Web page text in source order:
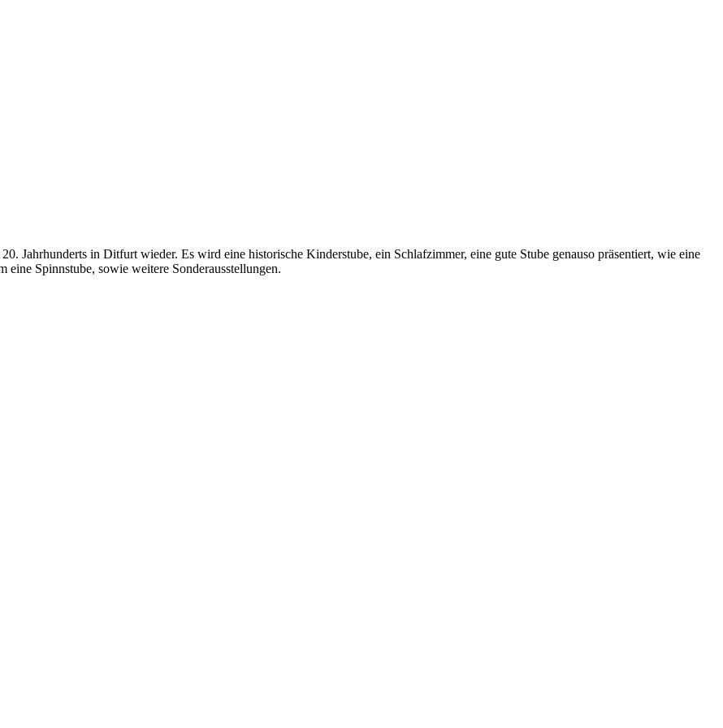
Jahrhunderts in Ditfurt wieder. Es wird eine historische Kinderstube, ein Schlafzimmer, eine gute Stube genauso präsentiert, wie eine
eine Spinnstube, sowie weitere Sonderausstellungen.